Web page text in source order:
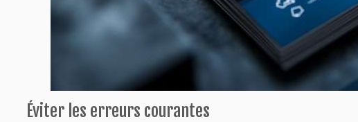
Éviter les erreurs courantes